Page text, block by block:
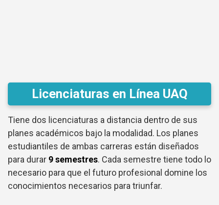
Licenciaturas en Línea UAQ
Tiene dos licenciaturas a distancia dentro de sus
planes académicos bajo la modalidad. Los planes
estudiantiles de ambas carreras están diseñados
para durar 9 semestres. Cada semestre tiene todo lo
necesario para que el futuro profesional domine los
conocimientos necesarios para triunfar.